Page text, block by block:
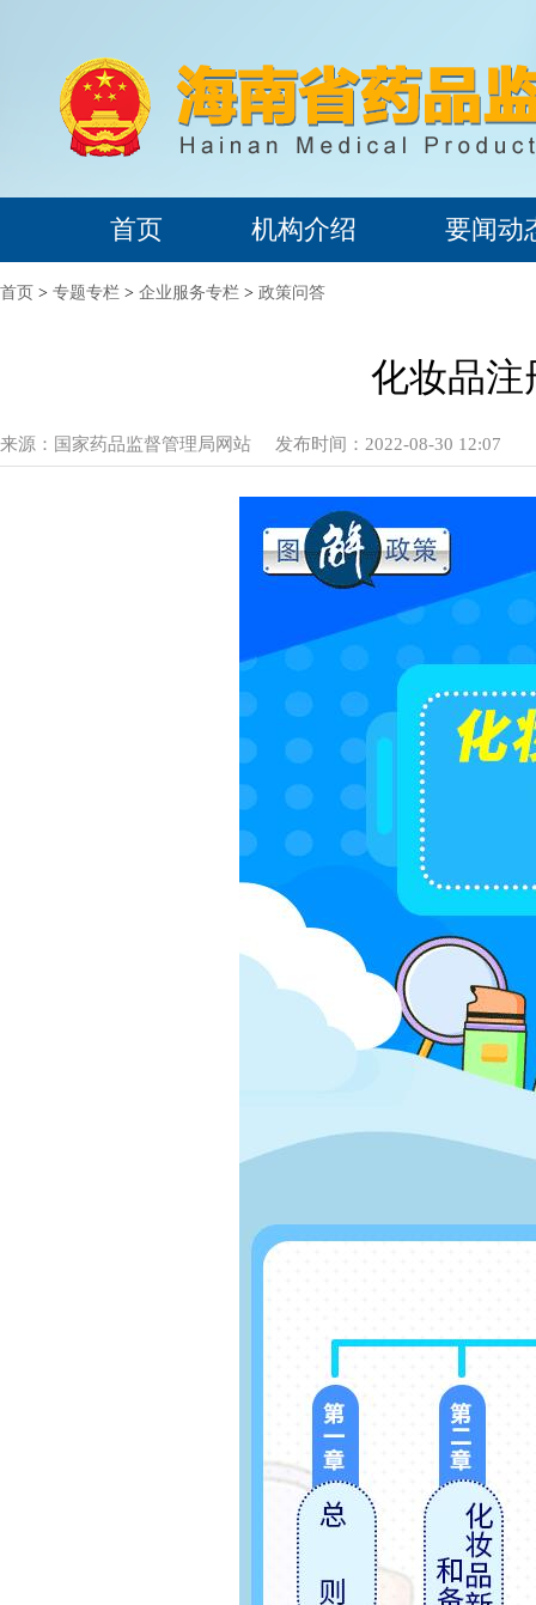
首页 机构介绍 要闻动
首页 > 专题专栏 > 企业服务专栏 > 政策问答
化妆品注
来源： 国家药品监督管理局网站 发布时间：2022-08-30 12:07